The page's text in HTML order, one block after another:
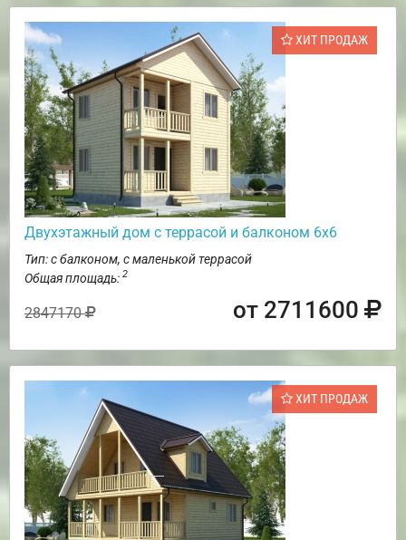
ХИТ ПРОДАЖ
Двухэтажный дом с террасой и балконом 6х6
Тип: с балконом, с маленькой террасой
Общая площадь: 2
2847170 от 2711600
ХИТ ПРОДАЖ